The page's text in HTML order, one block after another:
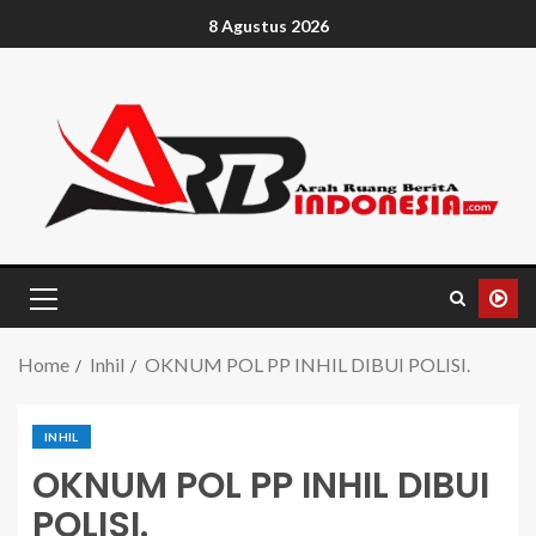
8 Agustus 2026
Home Inhil OKNUM POL PP INHIL DIBUI POLISI.
INHIL
OKNUM POL PP INHIL DIBUI
POLISI.